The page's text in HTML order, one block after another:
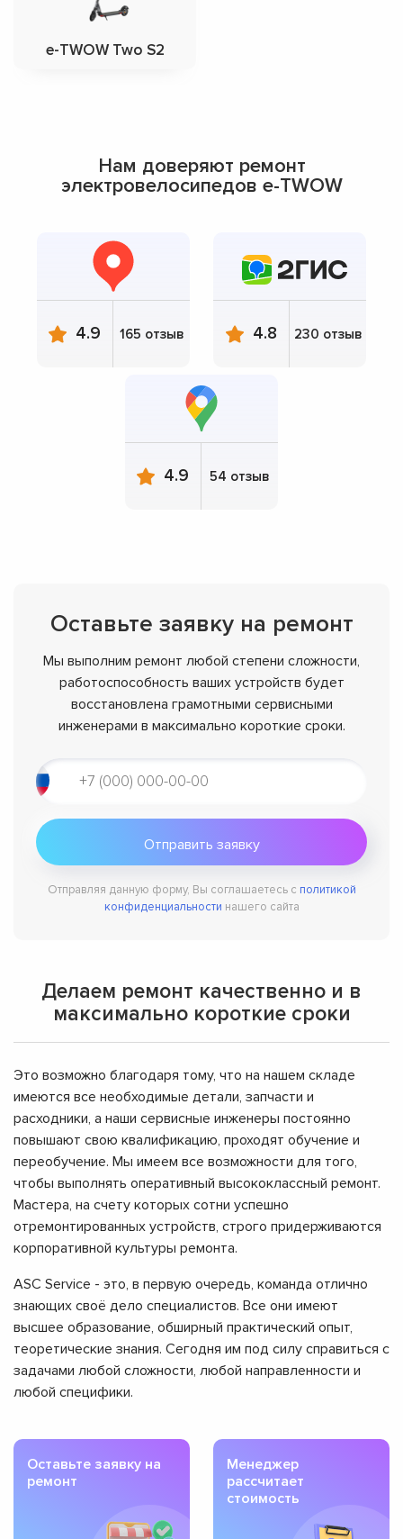
e-TWOW Two S2
Нам доверяют ремонт
электровелосипедов e-TWOW
4.9 165 отзыв 4.8 230 отзыв
4.9 54 отзыв
Оставьте заявку на ремонт
Мы выполним ремонт любой степени сложности,
работоспособность ваших устройств будет
восстановлена грамотными сервисными
инженерами в максимально короткие сроки.
Отправляя данную форму, Вы соглашаетесь с политикой
конфиденциальности нашего сайта
Делаем ремонт качественно и в
максимально короткие сроки
Это возможно благодаря тому, что на нашем складе
имеются все необходимые детали, запчасти и
расходники, а наши сервисные инженеры постоянно
повышают свою квалификацию, проходят обучение и
переобучение. Мы имеем все возможности для того,
чтобы выполнять оперативный высококлассный ремонт.
Мастера, на счету которых сотни успешно
отремонтированных устройств, строго придерживаются
корпоративной культуры ремонта.
ASC Service - это, в первую очередь, команда отлично
знающих своё дело специалистов. Все они имеют
высшее образование, обширный практический опыт,
теоретические знания. Сегодня им под силу справиться с
задачами любой сложности, любой направленности и
любой специфики.
Оставьте заявку на
ремонт
Менеджер
рассчитает
стоимость